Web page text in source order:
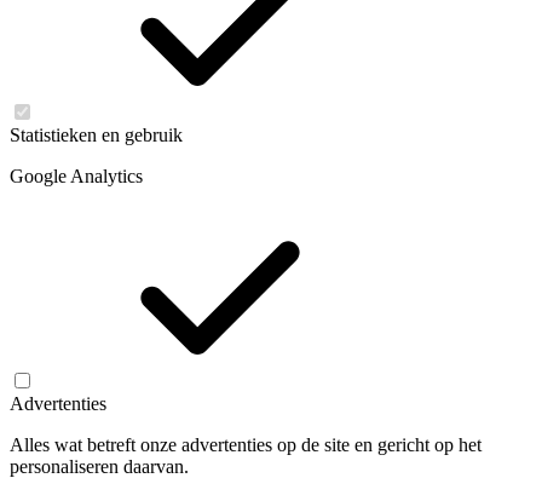
Statistieken en gebruik
Google Analytics
Advertenties
Alles wat betreft onze advertenties op de site en gericht op het
personaliseren daarvan.